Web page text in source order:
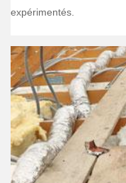
expérimentés.